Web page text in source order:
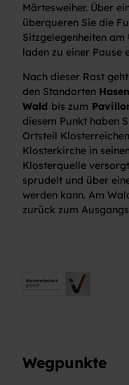
Märtesweiher. Über
überqueren Sie die
Sitzgelegenheiten
laden zu einer Pause
Nach dieser Rast
den Standorten
Wald bis zum
diesem Punkt haben
Ortsteil
Klosterkirche in
Klosterquelle
sprudelt und über
werden kann. Am
zurück zum
Wegpunkte